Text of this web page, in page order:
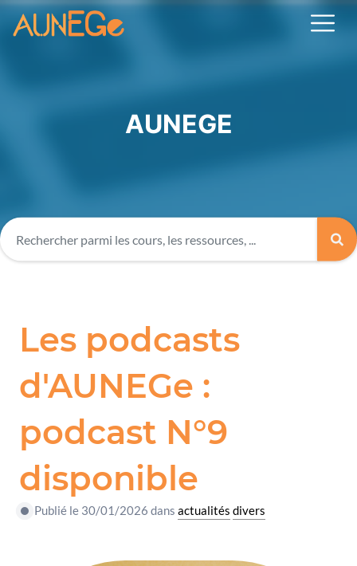
AUNEGE
Les podcasts
d'AUNEGe :
podcast N°9
disponible
Publié le 30/01/2026 dansactualités divers